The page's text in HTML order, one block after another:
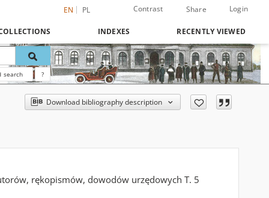
EN PL Contrast Share Login
INDEXES RECENTLY VIEWED
search ?
Download bibliography description
rękopismów, dowodów urzędowych T. 5